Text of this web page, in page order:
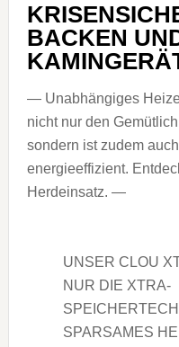
BACKEN
— Unabhängiges
nicht nur den
sondern ist zudem
energieeffizient.
Herdeinsatz. —
UNSER CLOU
NUR DIE XTRA-
SPARSAMES